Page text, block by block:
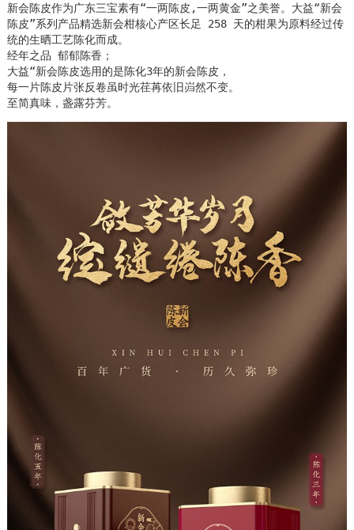
新会陈皮作为广东三宝素有“一两陈皮,一两黄金”之美誉。大益“新会
陈皮”系列产品精选新会柑核心产区长足 258 天的柑果为原料经过传
统的生晒工艺陈化而成。
经年之品 郁郁陈香；
大益“新会陈皮选用的是陈化3年的新会陈皮，
每一片陈皮片张反卷虽时光荏苒依旧岿然不变。
至简真味，盏露芬芳。